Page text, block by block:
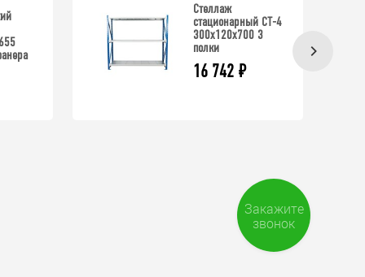
Стеллаж
стационарный СТ-4
300x120x700 3
полки
16 742 ₽
Закажите
звонок